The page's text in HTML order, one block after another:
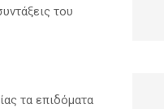
του
τα επιδόματα